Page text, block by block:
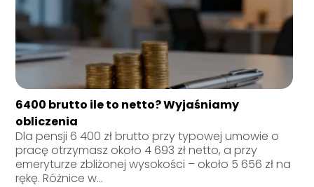
6400 brutto ile to netto? Wyjaśniamy
obliczenia
Dla pensji 6 400 zł brutto przy typowej umowie o
pracę otrzymasz około 4 693 zł netto, a przy
emeryturze zbliżonej wysokości – około 5 656 zł na
rękę. Różnice w...